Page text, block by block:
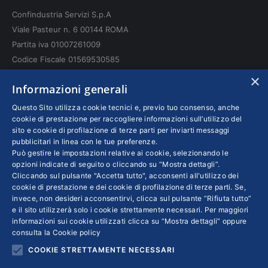
new
windowwindowwindow
Confindustria Servizi S.p.A
Viale Pasteur n. 6 00144 ROMA
Partita iva 01007261009
Codice Fiscale 01569530585
INFO LEGALI
Colophon editoriali
Disclaimer
Privacy
Coordinate Bancarie
×
Informazioni generali
Questo Sito utilizza cookie tecnici e, previo tuo consenso, anche
cookie di prestazione per raccogliere informazioni sull’utilizzo del
sito e cookie di profilazione di terze parti per inviarti messaggi
pubblicitari in linea con le tue preferenze.
Può gestire le impostazioni relative ai cookie, selezionando le
opzioni indicate di seguito o cliccando su “Mostra dettagli”.
Cliccando sul pulsante "Accetta tutto", acconsenti all'utilizzo dei
cookie di prestazione e dei cookie di profilazione di terze parti. Se,
invece, non desideri acconsentirvi, clicca sul pulsante “Rifiuta tutto”
e il sito utilizzerà solo i cookie strettamente necessari. Per maggiori
informazioni sui cookie utilizzati clicca su “Mostra dettagli” oppure
consulta la Cookie policy
COOKIE STRETTAMENTE NECESSARI